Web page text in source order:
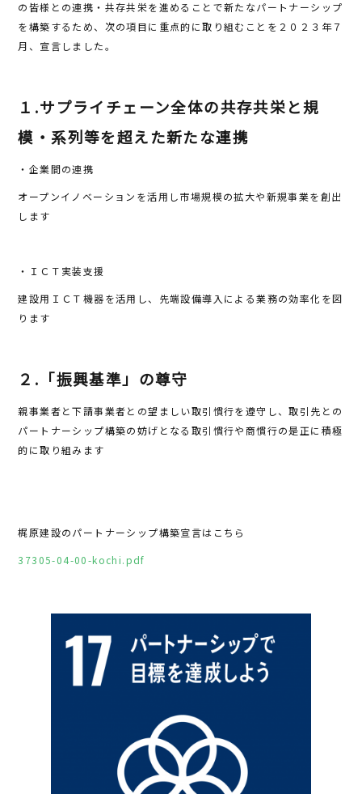
の皆様との連携・共存共栄を進めることで新たなパートナーシップ
を構築するため、次の項目に重点的に取り組むことを２０２３年７
月、宣言しました。
１.サプライチェーン全体の共存共栄と規
模・系列等を超えた新たな連携
・企業間の連携
オープンイノベーションを活用し市場規模の拡大や新規事業を創出
します
・ＩＣＴ実装支援
建設用ＩＣＴ機器を活用し、先端設備導入による業務の効率化を図
ります
２.「振興基準」の尊守
親事業者と下請事業者との望ましい取引慣行を遵守し、取引先との
パートナーシップ構築の妨げとなる取引慣行や商慣行の是正に積極
的に取り組みます
梶原建設のパートナーシップ構築宣言はこちら
37305-04-00-kochi.pdf